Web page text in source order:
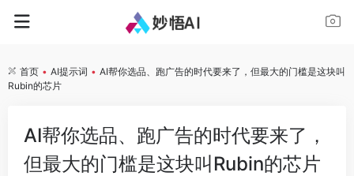
首页 • AI提示词 • AI帮你选品、跑广告的时代要来了，但最大的门槛是这块叫
Rubin的芯片
AI帮你选品、跑广告的时代要来了，
但最大的门槛是这块叫Rubin的芯片